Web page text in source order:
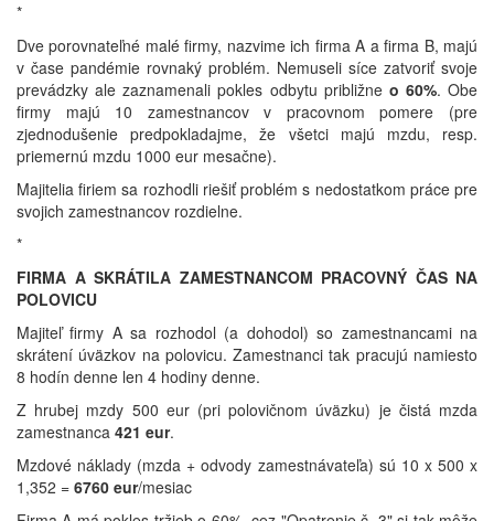
*
Dve porovnateľné malé firmy, nazvime ich firma A a firma B, majú
v čase pandémie rovnaký problém. Nemuseli síce zatvoriť svoje
prevádzky ale zaznamenali pokles odbytu približne o 60%. Obe
firmy majú 10 zamestnancov v pracovnom pomere (pre
zjednodušenie predpokladajme, že všetci majú mzdu, resp.
priemernú mzdu 1000 eur mesačne).
Majitelia firiem sa rozhodli riešiť problém s nedostatkom práce pre
svojich zamestnancov rozdielne.
*
FIRMA A SKRÁTILA ZAMESTNANCOM PRACOVNÝ ČAS NA
POLOVICU
Majiteľ firmy A sa rozhodol (a dohodol) so zamestnancami na
skrátení úväzkov na polovicu. Zamestnanci tak pracujú namiesto
8 hodín denne len 4 hodiny denne.
Z hrubej mzdy 500 eur (pri polovičnom úväzku) je čistá mzda
zamestnanca 421 eur.
Mzdové náklady (mzda + odvody zamestnávateľa) sú 10 x 500 x
1,352 = 6760 eur/mesiac